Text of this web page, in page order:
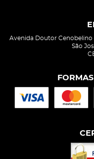
Avenida Doutor Cenobelino
São